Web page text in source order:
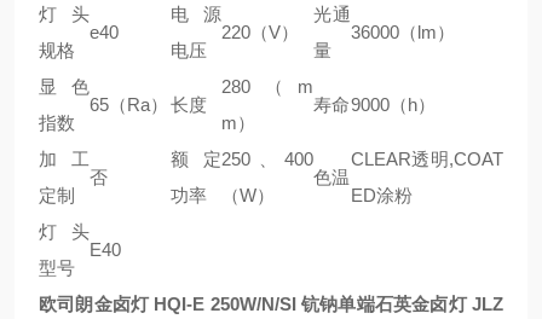
灯头
规格
e40
电源
电压
220（V）
光通
量
36000（lm）
显色
指数
65（Ra） 长度
280（m
m）
寿命9000（h）
加工
定制
否
额定
功率
250、400
（W）
色温
CLEAR透明,COAT
ED涂粉
灯头
型号
E40
欧司朗金卤灯 HQI-E 250W/N/SI 钪钠单端石英金卤灯 JLZ